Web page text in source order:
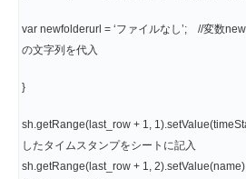
var newfolderurl = ‘ファイルなし’; //変数
の文字列を代入
}
sh.getRange(last_row + 1,
したタイムスタンプをシートに記入
sh.getRange(last_row + 1,